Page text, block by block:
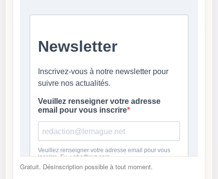
Gratuit. Désinscription possible à tout moment.